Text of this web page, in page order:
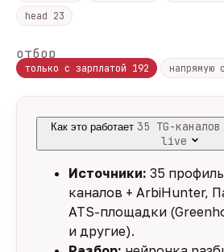
head 23
отбор
только с зарплатой 192 напрямую
Как это работает 35 TG-
live
Источники: 35
каналов + ArbiHunter,
ATS-площадки
и другие).